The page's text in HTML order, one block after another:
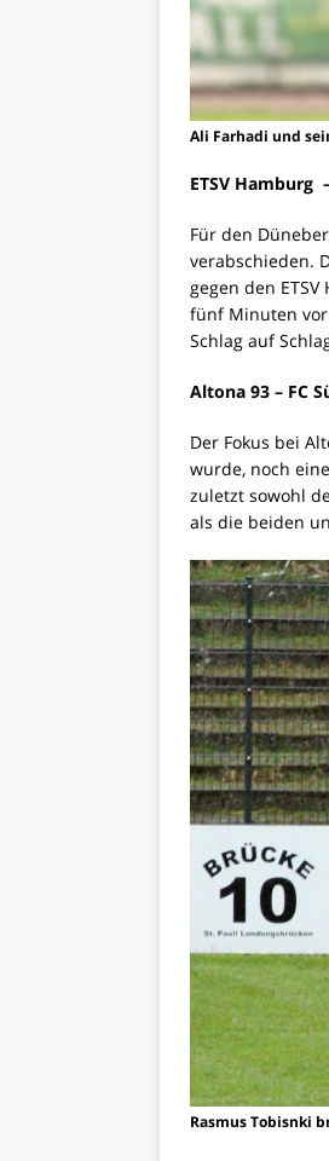
Ali Farhadi und
ETSV Hamburg
Für den
verabschieden.
gegen den
fünf Minuten vor
Schlag auf
Altona 93 – FC
Der Fokus bei
wurde, noch
zuletzt sowohl
als die beiden
Rasmus Tobisnki